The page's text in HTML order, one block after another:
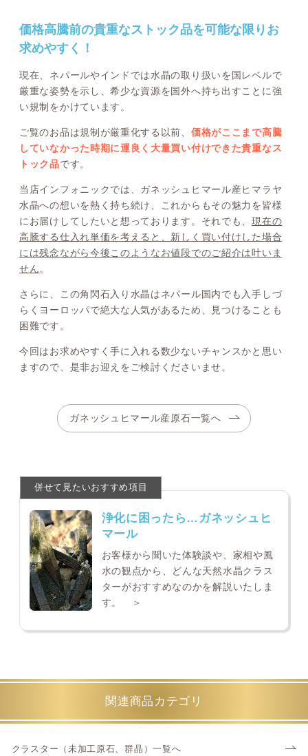
価格高騰前の貴重なストック品を可能な限りお
求めやすく！
現在、ネパールやインドでは水晶の取り扱いを国レベルで
厳重な姿勢を示し、希少な資源を国外へ持ち出すことに強
い規制をかけています。
ご覧のお品は規制が厳重化する以前、 価格がここまで高騰
していなかった時期に運良く大量買い付けできた貴重なス
トック品です。
当店インフォニックでは、ガネッシュヒマール産ヒマラヤ
水晶への想いを熱く持ち続け、これからもその魅力を皆様
にお届けしてしたいと想っております。それでも、現在の
高騰する仕入れ単価を考えると、新しく買い付けした場合
には残念ながら今後このようなお値段でのご紹介は叶いま
せん。
さらに、この角閃石入り水晶はネパール国内でも入手しづ
らくヨーロッパで絶大な人気があるため、見つけることも
困難です。
今回はお求めやすく手に入れる数少ないチャンスかと思い
ますので、是非お迎えをご検討くださいませ。
ガネッシュヒマール産原石一覧へ
浄化に困ったら…ガネッシュヒ
マール
お客様から聞いた体験談や、家相や風
水の観点から、どんな天然水晶クラス
ターがおすすめなのかを解説いたしま
す。 ＞
関連商品カテゴリ
クラスター（未加工原石、群晶）一覧へ